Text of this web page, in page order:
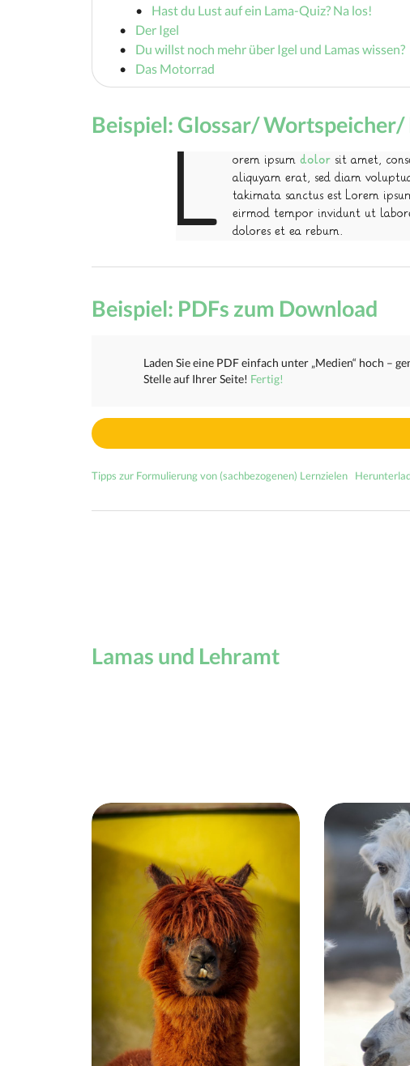
Hast du Lust auf ein Lama-Quiz? Na los!
Der Igel
Du willst noch mehr über Igel und Lamas wissen?
Das Motorrad
Beispiel: Glossar/
L orem ipsum dolorsit amet,
aliquyam erat, sed diam
takimata sanctus est Lorem
eirmod tempor invidunt ut
dolores et ea rebum.
Beispiel: PDFs zum Download
Laden Sie eine PDF einfach unter „Medien“ hoch –
Stelle auf Ihrer Seite! Fertig!
Tipps zur Formulierung von (sachbezogenen) Lernzielen
Lamas und Lehramt